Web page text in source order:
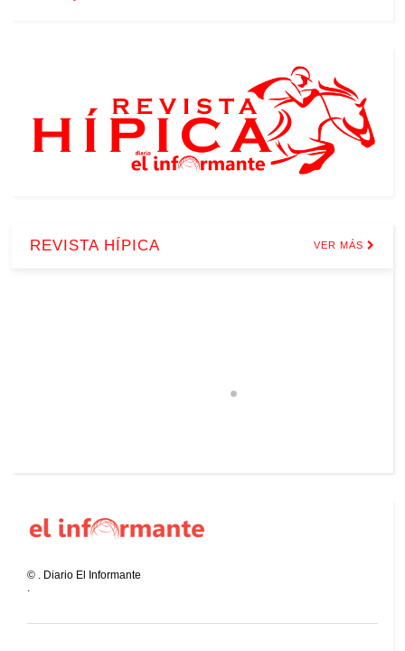
REVISTA HÍPICA VER MÁS
© . Diario El Informante
.